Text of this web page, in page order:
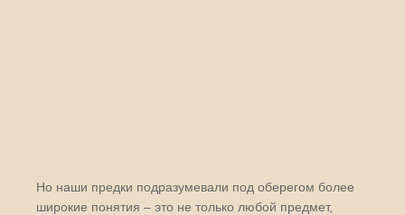
Но наши предки подразумевали под оберегом более
широкие понятия – это не только любой предмет,